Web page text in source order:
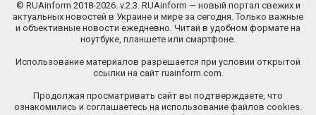
© RUAinform 2018-2026. v.2.3. RUAinform — новый портал свежих и
актуальных новостей в Украине и мире за сегодня. Только важные
и объективные новости ежедневно. Читай в удобном формате на
ноутбуке, планшете или смартфоне.
Использование материалов разрешается при условии открытой
ссылки на сайт ruainform.com.
Продолжая просматривать сайт вы подтверждаете, что
ознакомились и соглашаетесь на использование файлов cookies.